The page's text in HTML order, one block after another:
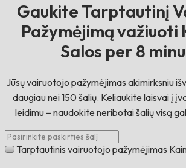
Gaukite Tarptautinį
Pažymėjimą važiuoti
Salos per 8
Jūsų vairuotojo pažymėjimas akimirksniu
daugiau nei 150 šalių. Keliaukite laisvai į
leidimu – naudokite neribotai šalių visą
Tarptautinis vairuotojo pažymėjimas